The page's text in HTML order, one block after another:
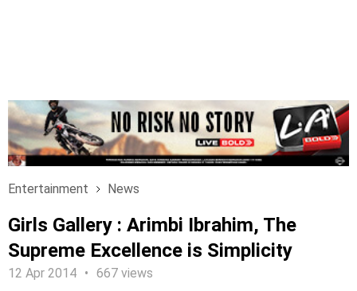
Entertainment News
Girls Gallery : Arimbi Ibrahim, The
Supreme Excellence is Simplicity
12 Apr 2014 667 views